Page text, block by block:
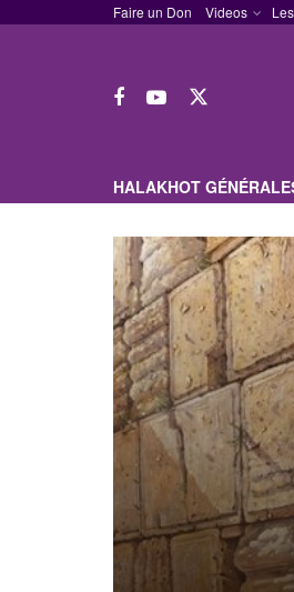
Faire un Don Videos
HALAKHOT